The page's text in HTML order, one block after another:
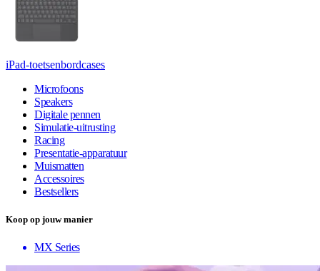
iPad-toetsenbordcases
Microfoons
Speakers
Digitale pennen
Simulatie-uitrusting
Racing
Presentatie-apparatuur
Muismatten
Accessoires
Bestsellers
Koop op jouw manier
MX Series